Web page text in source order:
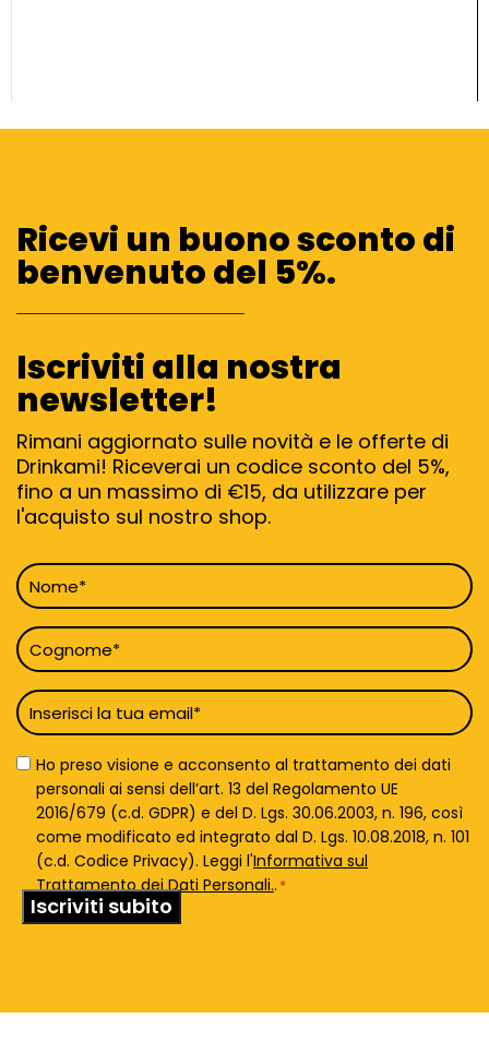
Ricevi un buono sconto di
benvenuto del 5%.
Iscriviti alla nostra
newsletter!
Rimani aggiornato sulle novità e le offerte di
Drinkami! Riceverai un codice sconto del 5%,
fino a un massimo di €15, da utilizzare per
l'acquisto sul nostro shop.
Nome
*
Cognome
*
Email
*
Privacy
Policy
Ho preso visione e acconsento al trattamento dei dati
personali ai sensi dell’art. 13 del Regolamento UE
2016/679 (c.d. GDPR) e del D. Lgs. 30.06.2003, n. 196, così
come modificato ed integrato dal D. Lgs. 10.08.2018, n. 101
(c.d. Codice Privacy). Leggi l'Informativa sul
Trattamento dei Dati Personali.. *